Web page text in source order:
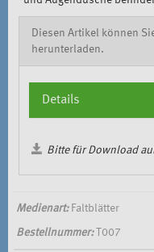
Diesen Artikel können
herunterladen.
Details
Bitte für Download
Medienart:Faltblätter
Bestellnummer:T007